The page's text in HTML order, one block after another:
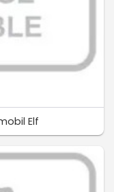
Elf